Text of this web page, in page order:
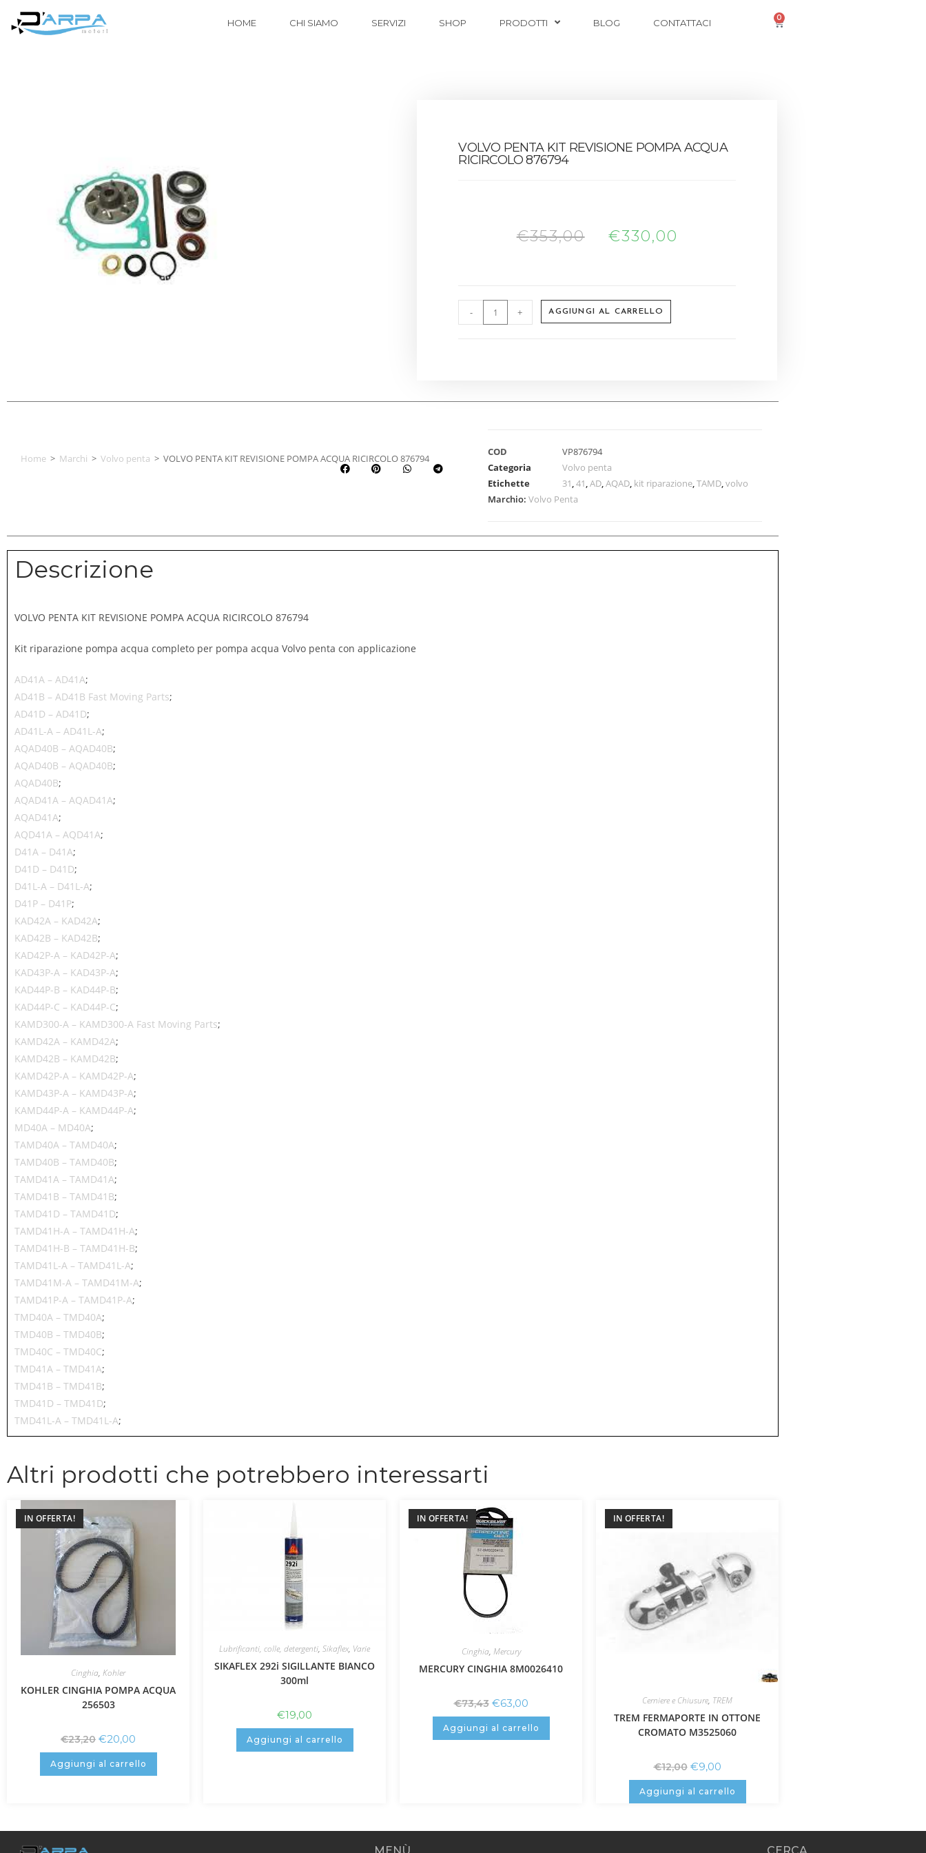
HOME CHI SIAMO SERVIZI SHOP PRODOTTI BLOG CONTATTACI 0
VOLVO PENTA KIT REVISIONE POMPA ACQUA
RICIRCOLO 876794
€353,00 €330,00
- + AGGIUNGI AL CARRELLO
Home > Marchi > Volvo penta > VOLVO PENTA KIT REVISIONE POMPA ACQUA RICIRCOLO 876794
COD
VP876794
Categoria
Volvo penta
Etichette
31,41,AD,AQAD, kit riparazione,TAMD,volvo
Marchio:Volvo Penta
Descrizione
VOLVO PENTA KIT REVISIONE POMPA ACQUA RICIRCOLO 876794
Kit riparazione pompa acqua completo per pompa acqua Volvo penta con applicazione
AD41A – AD41A;
AD41B – AD41B Fast Moving Parts;
AD41D – AD41D;
AD41L-A – AD41L-A;
AQAD40B – AQAD40B;
AQAD40B – AQAD40B;
AQAD40B;
AQAD41A – AQAD41A;
AQAD41A;
AQD41A – AQD41A;
D41A – D41A;
D41D – D41D;
D41L-A – D41L-A;
D41P – D41P;
KAD42A – KAD42A;
KAD42B – KAD42B;
KAD42P-A – KAD42P-A;
KAD43P-A – KAD43P-A;
KAD44P-B – KAD44P-B;
KAD44P-C – KAD44P-C;
KAMD300-A – KAMD300-A Fast Moving Parts;
KAMD42A – KAMD42A;
KAMD42B – KAMD42B;
KAMD42P-A – KAMD42P-A;
KAMD43P-A – KAMD43P-A;
KAMD44P-A – KAMD44P-A;
MD40A – MD40A;
TAMD40A – TAMD40A;
TAMD40B – TAMD40B;
TAMD41A – TAMD41A;
TAMD41B – TAMD41B;
TAMD41D – TAMD41D;
TAMD41H-A – TAMD41H-A;
TAMD41H-B – TAMD41H-B;
TAMD41L-A – TAMD41L-A;
TAMD41M-A – TAMD41M-A;
TAMD41P-A – TAMD41P-A;
TMD40A – TMD40A;
TMD40B – TMD40B;
TMD40C – TMD40C;
TMD41A – TMD41A;
TMD41B – TMD41B;
TMD41D – TMD41D;
TMD41L-A – TMD41L-A;
Altri prodotti che potrebbero interessarti
IN OFFERTA!
Cinghia, Kohler
KOHLER CINGHIA POMPA ACQUA
256503
€23,20 €20,00
Aggiungi al carrello
Lubrificanti, colle, detergenti, Sikaflex, Varie
SIKAFLEX 292i SIGILLANTE BIANCO
300ml
€19,00
Aggiungi al carrello
IN OFFERTA!
Cinghia, Mercury
MERCURY CINGHIA 8M0026410
€73,43 €63,00
Aggiungi al carrello
IN OFFERTA!
Cerniere e Chiusure, TREM
TREM FERMAPORTE IN OTTONE
CROMATO M3525060
€12,00 €9,00
Aggiungi al carrello